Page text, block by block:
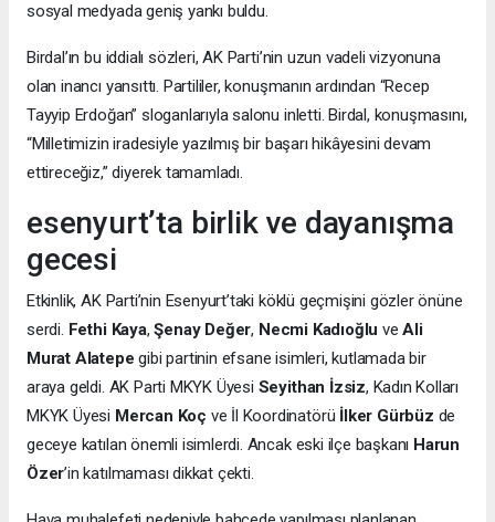
sosyal medyada geniş yankı buldu.
Birdal’ın bu iddialı sözleri, AK Parti’nin uzun vadeli vizyonuna
olan inancı yansıttı. Partililer, konuşmanın ardından “Recep
Tayyip Erdoğan” sloganlarıyla salonu inletti. Birdal, konuşmasını,
“Milletimizin iradesiyle yazılmış bir başarı hikâyesini devam
ettireceğiz,” diyerek tamamladı.
esenyurt’ta birlik ve dayanışma
gecesi
Etkinlik, AK Parti’nin Esenyurt’taki köklü geçmişini gözler önüne
serdi. Fethi Kaya,Şenay Değer, Necmi Kadıoğlu veAli
Murat Alatepe gibi partinin efsane isimleri, kutlamada bir
araya geldi. AK Parti MKYK Üyesi Seyithan İzsiz, Kadın Kolları
MKYK Üyesi Mercan Koç ve İl Koordinatörü İlker Gürbüz de
geceye katılan önemli isimlerdi. Ancak eski ilçe başkanı Harun
Özer’in katılmaması dikkat çekti.